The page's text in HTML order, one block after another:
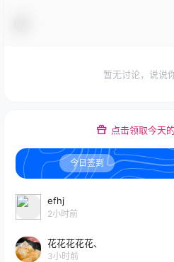
暂无讨论，说说
点击领取今天
今日签到
efhj
2小时前
花花花花花、
3小时前